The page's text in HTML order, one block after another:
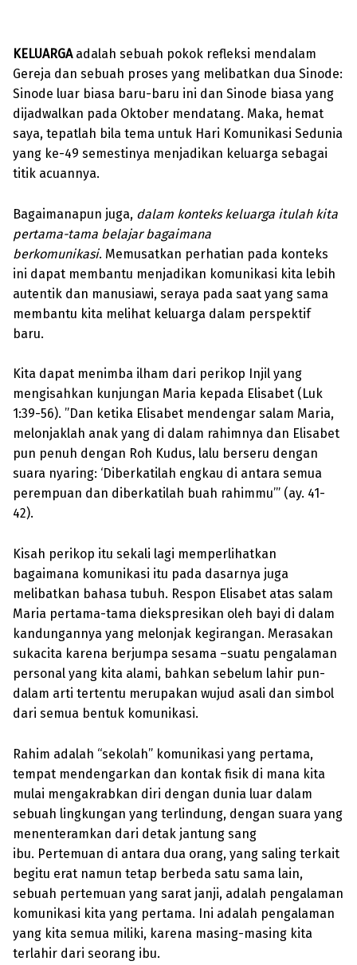
KELUARGAadalah sebuah pokok refleksi mendalam
Gereja dan sebuah proses yang melibatkan dua Sinode:
Sinode luar biasa baru-baru ini dan Sinode biasa yang
dijadwalkan pada Oktober mendatang. Maka, hemat
saya, tepatlah bila tema untuk Hari Komunikasi Sedunia
yang ke-49 semestinya menjadikan keluarga sebagai
titik acuannya.
Bagaimanapun juga, dalam konteks keluarga itulah kita
pertama-tama belajar bagaimana
berkomunikasi. Memusatkan perhatian pada konteks
ini dapat membantu menjadikan komunikasi kita lebih
autentik dan manusiawi, seraya pada saat yang sama
membantu kita melihat keluarga dalam perspektif
baru.
Kita dapat menimba ilham dari perikop Injil yang
mengisahkan kunjungan Maria kepada Elisabet (Luk
1:39-56). ”Dan ketika Elisabet mendengar salam Maria,
melonjaklah anak yang di dalam rahimnya dan Elisabet
pun penuh dengan Roh Kudus, lalu berseru dengan
suara nyaring: ‘Diberkatilah engkau di antara semua
perempuan dan diberkatilah buah rahimmu’” (ay. 41-
42).
Kisah perikop itu sekali lagi memperlihatkan
bagaimana komunikasi itu pada dasarnya juga
melibatkan bahasa tubuh. Respon Elisabet atas salam
Maria pertama-tama diekspresikan oleh bayi di dalam
kandungannya yang melonjak kegirangan. Merasakan
sukacita karena berjumpa sesama –suatu pengalaman
personal yang kita alami, bahkan sebelum lahir pun-
dalam arti tertentu merupakan wujud asali dan simbol
dari semua bentuk komunikasi.
Rahim adalah “sekolah” komunikasi yang pertama,
tempat mendengarkan dan kontak fisik di mana kita
mulai mengakrabkan diri dengan dunia luar dalam
sebuah lingkungan yang terlindung, dengan suara yang
menenteramkan dari detak jantung sang
ibu. Pertemuan di antara dua orang, yang saling terkait
begitu erat namun tetap berbeda satu sama lain,
sebuah pertemuan yang sarat janji, adalah pengalaman
komunikasi kita yang pertama. Ini adalah pengalaman
yang kita semua miliki, karena masing-masing kita
terlahir dari seorang ibu.